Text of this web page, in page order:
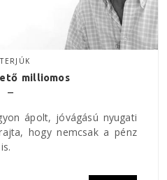
milliomos
ápolt, jóvágású nyugati
hogy nemcsak a pénz